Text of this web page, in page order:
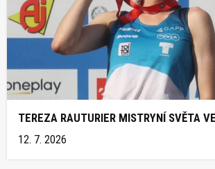
TEREZA RAUTURIER MISTRYNÍ SVĚTA
12. 7. 2026